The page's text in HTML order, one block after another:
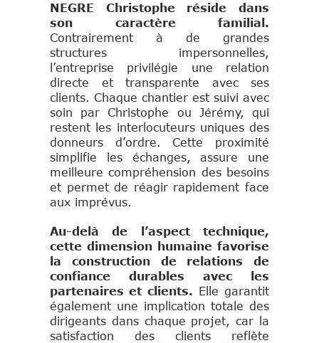
NEGRE Christophe réside dans
son caractère familial.
Contrairement à de grandes
structures impersonnelles,
l’entreprise privilégie une relation
directe et transparente avec ses
clients. Chaque chantier est suivi avec
soin par Christophe ou Jérémy, qui
restent les interlocuteurs uniques des
donneurs d’ordre. Cette proximité
simplifie les échanges, assure une
meilleure compréhension des besoins
et permet de réagir rapidement face
aux imprévus.
Au-delà de l’aspect technique,
cette dimension humaine favorise
la construction de relations de
confiance durables avec les
partenaires et clients. Elle garantit
également une implication totale des
dirigeants dans chaque projet, car la
satisfaction des clients reflète